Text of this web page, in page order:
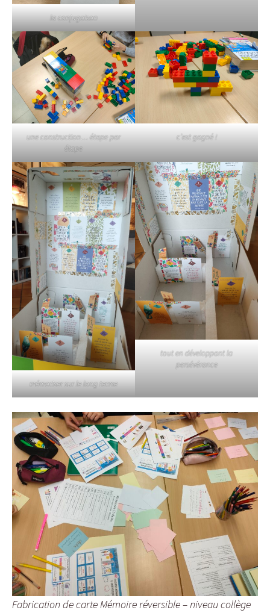
la conjugaison
une construction… étape par
étape
c’est gagné !
mémoriser sur le long terme
tout en développant la
persévérance
Fabrication de carte Mémoire réversible – niveau collège